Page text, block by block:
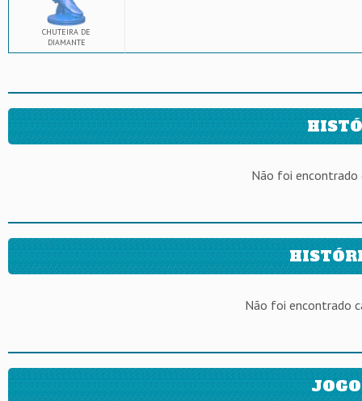
CHUTEIRA DE
DIAMANTE
Não foi encontrado
Não foi encontrado